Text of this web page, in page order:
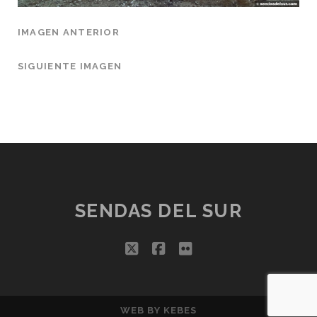
IMAGEN ANTERIOR
SIGUIENTE IMAGEN
SENDAS DEL SUR
twitterfacebook
flickr
WEB BY KEBES